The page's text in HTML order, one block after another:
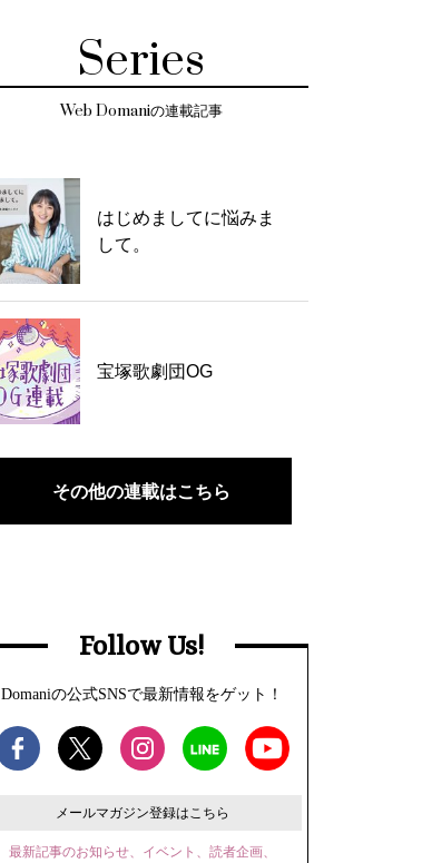
Series
Web Domaniの連載記事
はじめましてに悩みま
して。
宝塚歌劇団OG
その他の連載はこちら
Follow Us!
Domaniの公式SNSで最新情報をゲット！
メールマガジン登録はこちら
最新記事のお知らせ、イベント、読者企画、